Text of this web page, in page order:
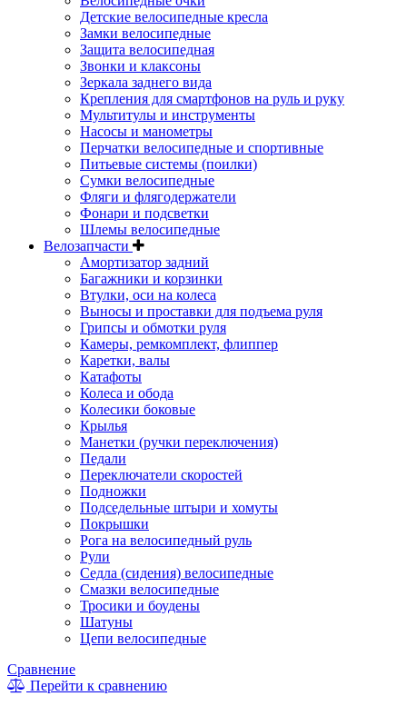
Детские велосипедные кресла
Замки велосипедные
Защита велосипедная
Звонки и клаксоны
Зеркала заднего вида
Крепления для смартфонов на руль и руку
Мультитулы и инструменты
Насосы и манометры
Перчатки велосипедные и спортивные
Питьевые системы (поилки)
Сумки велосипедные
Фляги и флягодержатели
Фонари и подсветки
Шлемы велосипедные
Велозапчасти
Амортизатор задний
Багажники и корзинки
Втулки, оси на колеса
Выносы и проставки для подъема руля
Грипсы и обмотки руля
Камеры, ремкомплект, флиппер
Каретки, валы
Катафоты
Колеса и обода
Колесики боковые
Крылья
Манетки (ручки переключения)
Педали
Переключатели скоростей
Подножки
Подседельные штыри и хомуты
Покрышки
Рога на велосипедный руль
Рули
Седла (сидения) велосипедные
Смазки велосипедные
Тросики и боудены
Шатуны
Цепи велосипедные
Сравнение
Перейти к сравнению